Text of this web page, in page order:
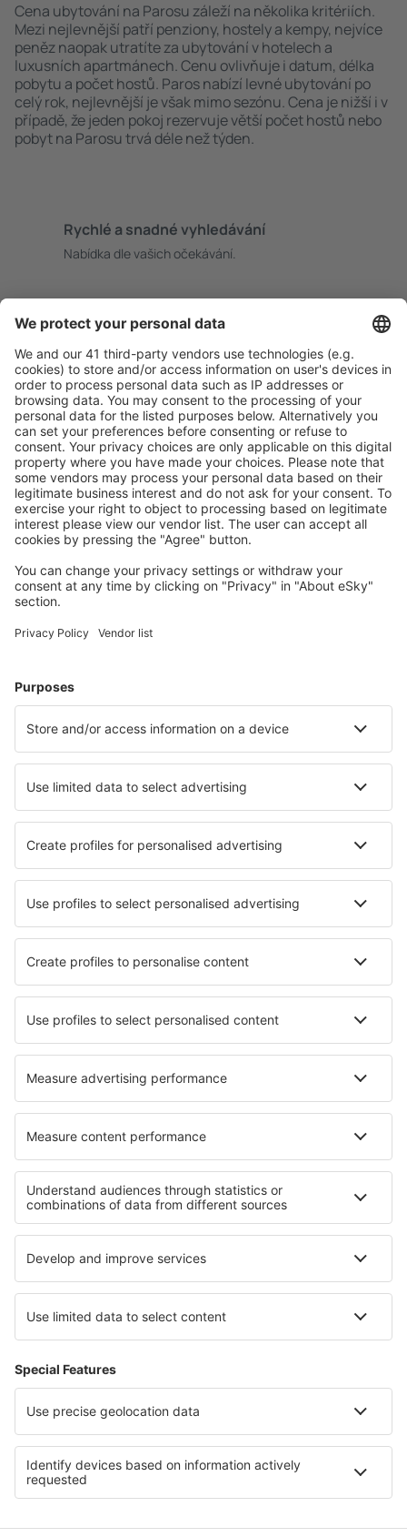
Cena ubytování na Parosu záleží na několika kritériích.
Mezi nejlevnější patří penziony, hostely a kempy, nejvíce
peněz naopak utratíte za ubytování v hotelech a
luxusních apartmánech. Cenu ovlivňuje i datum, délka
pobytu a počet hostů. Paros nabízí levné ubytování po
celý rok, nejlevnější je však mimo sezónu. Cena je nižší i v
případě, že jeden pokoj rezervuje větší počet hostů nebo
pobyt na Parosu trvá déle než týden.
Rychlé a snadné vyhledávání
Nabídka dle vašich očekávání.
Bezproblémová rezervace s možností bezplatného
zrušení.
S námi ušetříte
Atraktivní ceny a speciální nabídky pro přihlášené
uživatele.
Ubytování dle vašeho gusta
Vyberte si z více než 1.3 milionu zařízení: hotelů,
apartmánů, chat a dalších.
Uživateli eSky nejčastěji hledané ubytování
Ubytování v Řecku - Oblíbená města
Ubytování v Athénách Ubytování v Chanii
Ubytování in Syros Ubytování in Lindos
Ubytování in Anavyssos Ubytování in Naousa
Nejlepší ubytování - města
Ubytování in Coral Bay Ubytování in Rognac
Ubytování in Besalu Ubytování in Cary
Ubytování in Burgusio Ubytování in Arboletas
Ubytování in Murta Maria Ubytování in Gorxheimertal
Nejlepší ubytování - regiony
Ubytování na ostrově Lesbos
Ubytování na Lefkadě Ubytování in Chios
Ubytování na Olympské riviéře Ubytování na pobřeží Rimini
Ubytování v Kalábrii Ubytování v Algarve
Ubytování on East Frisian Islands Ubytování na Havaji